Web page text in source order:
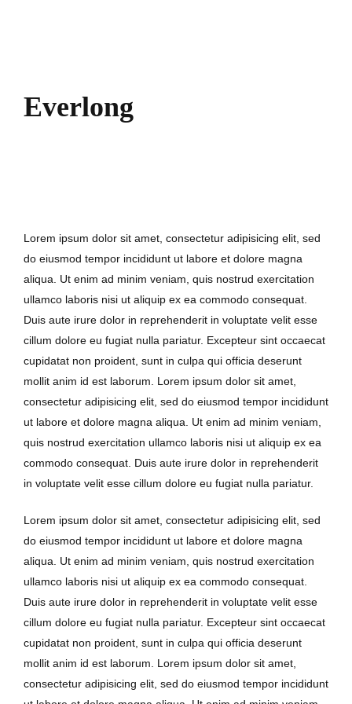
Everlong
Lorem ipsum dolor sit amet, consectetur adipisicing elit, sed
do eiusmod tempor incididunt ut labore et dolore magna
aliqua. Ut enim ad minim veniam, quis nostrud exercitation
ullamco laboris nisi ut aliquip ex ea commodo consequat.
Duis aute irure dolor in reprehenderit in voluptate velit esse
cillum dolore eu fugiat nulla pariatur. Excepteur sint occaecat
cupidatat non proident, sunt in culpa qui officia deserunt
mollit anim id est laborum. Lorem ipsum dolor sit amet,
consectetur adipisicing elit, sed do eiusmod tempor incididunt
ut labore et dolore magna aliqua. Ut enim ad minim veniam,
quis nostrud exercitation ullamco laboris nisi ut aliquip ex ea
commodo consequat. Duis aute irure dolor in reprehenderit
in voluptate velit esse cillum dolore eu fugiat nulla pariatur.
Lorem ipsum dolor sit amet, consectetur adipisicing elit, sed
do eiusmod tempor incididunt ut labore et dolore magna
aliqua. Ut enim ad minim veniam, quis nostrud exercitation
ullamco laboris nisi ut aliquip ex ea commodo consequat.
Duis aute irure dolor in reprehenderit in voluptate velit esse
cillum dolore eu fugiat nulla pariatur. Excepteur sint occaecat
cupidatat non proident, sunt in culpa qui officia deserunt
mollit anim id est laborum. Lorem ipsum dolor sit amet,
consectetur adipisicing elit, sed do eiusmod tempor incididunt